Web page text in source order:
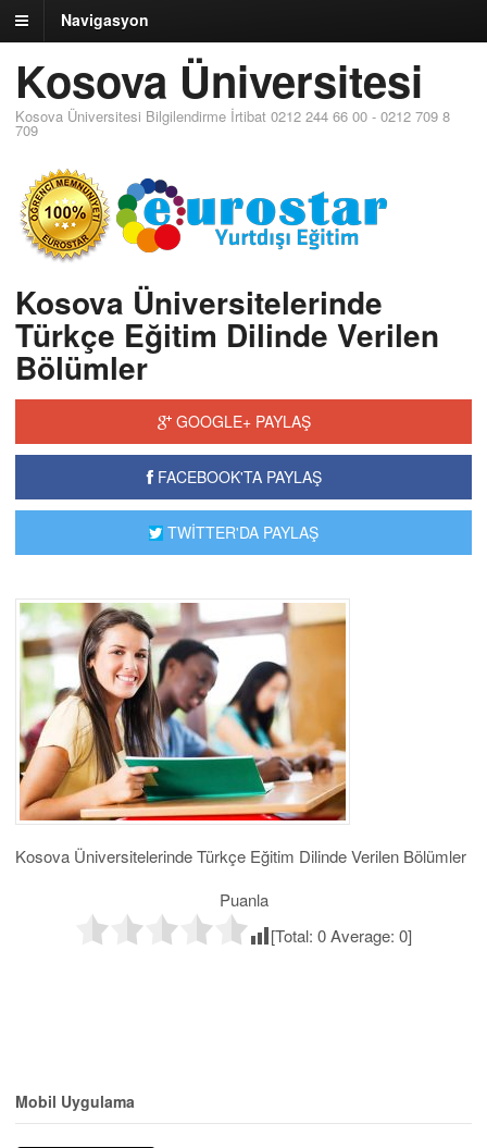
Navigasyon
Kosova Üniversitesi
Kosova Üniversitesi Bilgilendirme İrtibat 0212 244 66 00 - 0212 709 8
709
Kosova Üniversitelerinde
Türkçe Eğitim Dilinde Verilen
Bölümler
GOOGLE+ PAYLAŞ
FACEBOOK'TA PAYLAŞ
TWİTTER'DA PAYLAŞ
Kosova Üniversitelerinde Türkçe Eğitim Dilinde Verilen Bölümler
Puanla
[Total: 0Average: 0]
Mobil Uygulama